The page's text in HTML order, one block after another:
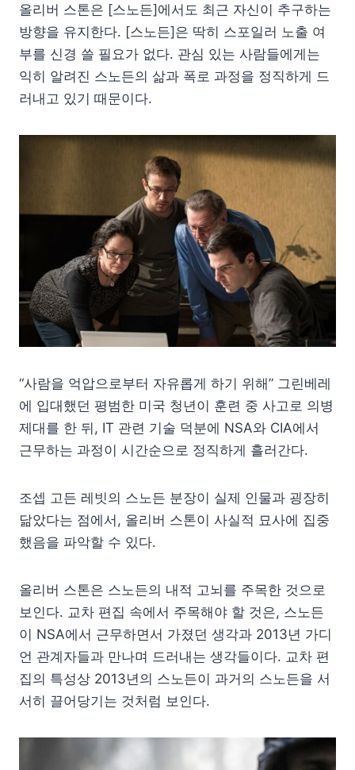
올리버 스톤은 [스노든]에서도 최근 자신이 추구하는
방향을 유지한다. [스노든]은 딱히 스포일러 노출 여
부를 신경 쓸 필요가 없다. 관심 있는 사람들에게는
익히 알려진 스노든의 삶과 폭로 과정을 정직하게 드
러내고 있기 때문이다.
“사람을 억압으로부터 자유롭게 하기 위해” 그린베레
에 입대했던 평범한 미국 청년이 훈련 중 사고로 의병
제대를 한 뒤, IT 관련 기술 덕분에 NSA와 CIA에서
근무하는 과정이 시간순으로 정직하게 흘러간다.
조셉 고든 레빗의 스노든 분장이 실제 인물과 굉장히
닮았다는 점에서, 올리버 스톤이 사실적 묘사에 집중
했음을 파악할 수 있다.
올리버 스톤은 스노든의 내적 고뇌를 주목한 것으로
보인다. 교차 편집 속에서 주목해야 할 것은, 스노든
이 NSA에서 근무하면서 가졌던 생각과 2013년 가디
언 관계자들과 만나며 드러내는 생각들이다. 교차 편
집의 특성상 2013년의 스노든이 과거의 스노든을 서
서히 끌어당기는 것처럼 보인다.